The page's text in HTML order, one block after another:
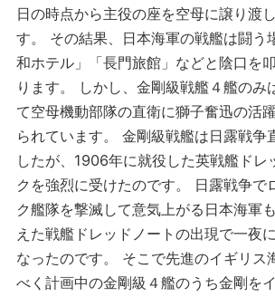
日の時点から主役の座を空母に譲り渡
す。 その結果、日本海軍の戦艦は闘う
和ホテル」「長門旅館」などと陰口を
ります。 しかし、金剛級戦艦４艦のみ
て空母機動部隊の直衛に獅子奮迅の活
られています。 金剛級戦艦は日露戦争
したが、1906年に就役した英戦艦ドレ
クを強烈に受けたのです。 日露戦争で
ク艦隊を撃滅して意気上がる日本海軍
えた戦艦ドレッドノートの出現で一夜
なったのです。 そこで先進のイギリス
べく計画中の金剛級４艦のうち金剛を